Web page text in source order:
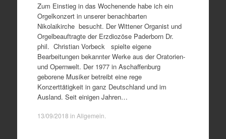
Zum Einstieg in das Wochenende habe ich ein
Orgelkonzert in unserer benachbarten
Nikolaikirche besucht. Der Wittener Organist und
Orgelbeauftragte der Erzdiozöse Paderborn Dr.
phil. Christian Vorbeck spielte eigene
Bearbeitungen bekannter Werke aus der Oratorien-
und Opernwelt. Der 1977 in Aschaffenburg
geborene Musiker betreibt eine rege
Konzerttätigkeit in ganz Deutschland und im
Ausland. Seit einigen Jahren…
13/09/2018 in Allgemein